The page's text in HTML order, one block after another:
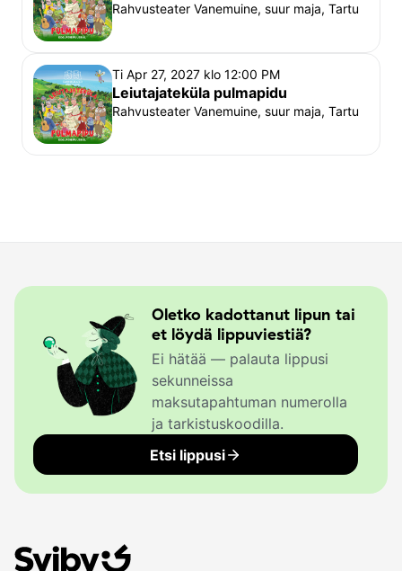
Rahvusteater Vanemuine, suur maja, Tartu
Ti Apr 27, 2027 klo 12:00 PM
Leiutajateküla pulmapidu
Rahvusteater Vanemuine, suur maja, Tartu
Oletko kadottanut lipun tai
et löydä lippuviestiä?
Ei hätää — palauta lippusi
sekunneissa
maksutapahtuman numerolla
ja tarkistuskoodilla.
Etsi lippusi